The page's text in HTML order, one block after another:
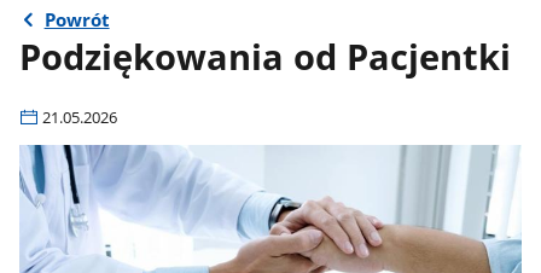
Powrót
Podziękowania od Pacjentki
21.05.2026